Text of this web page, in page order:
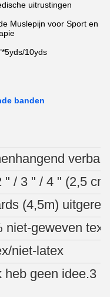
uitrustingen
Muslepijn voor Sport en
10yds
banden
" / 3 " / 4 " (2,5
(4,5m)
niet-geweven
niet-latex
heb geen idee.3